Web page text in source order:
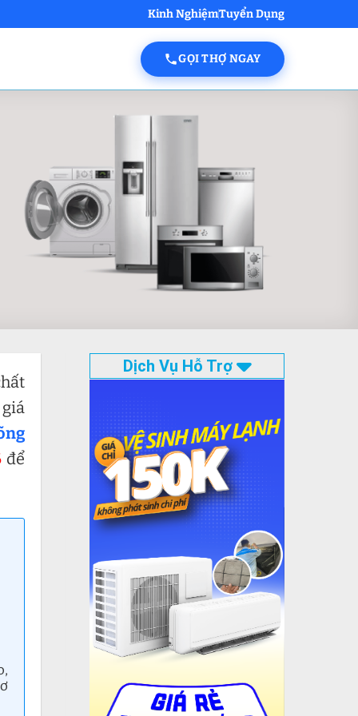
Kinh NghiệmTuyển Dụng
GỌI THỢ NGAY
để
Dịch Vụ Hỗ Trợ